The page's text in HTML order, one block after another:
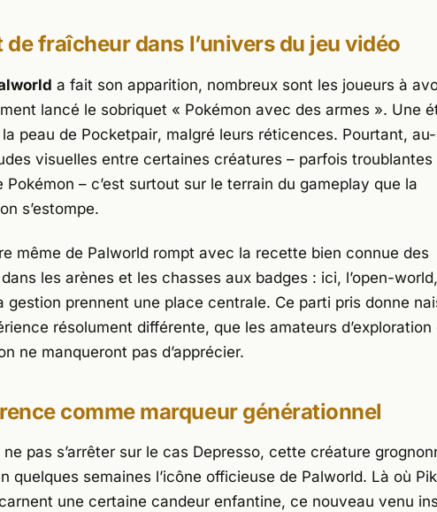
de fraîcheur dans l’univers du jeu vidéo
a fait son apparition, nombreux sont les joueurs à
lancé le sobriquet « Pokémon avec des armes ». Une
peau de Pocketpair, malgré leurs réticences. Pourtant,
visuelles entre certaines créatures – parfois troublantes
Pokémon – c’est surtout sur le terrain du gameplay que la
s’estompe.
même de Palworld rompt avec la recette bien connue des
les arènes et les chasses aux badges : ici, l’open-
gestion prennent une place centrale. Ce parti pris donne
résolument différente, que les amateurs d’exploration
ne manqueront pas d’apprécier.
comme marqueur générationnel
pas s’arrêter sur le cas Depresso, cette créature
quelques semaines l’icône officieuse de Palworld. Là où
une certaine candeur enfantine, ce nouveau venu